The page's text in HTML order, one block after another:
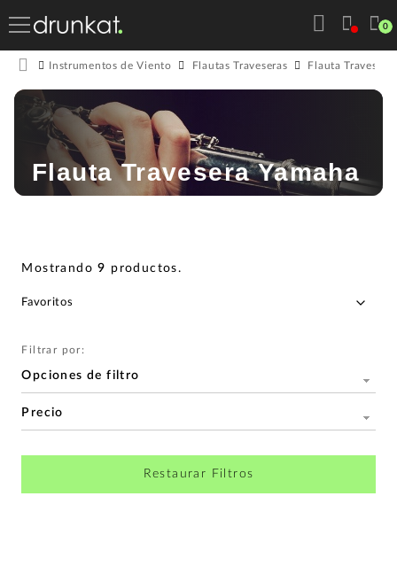
0
Instrumentos de Viento Flautas Traveseras Flauta Travesera
Flauta Travesera Yamaha
Mostrando9 productos.
Filtrar por:
Opciones de filtro
Precio
Restaurar Filtros